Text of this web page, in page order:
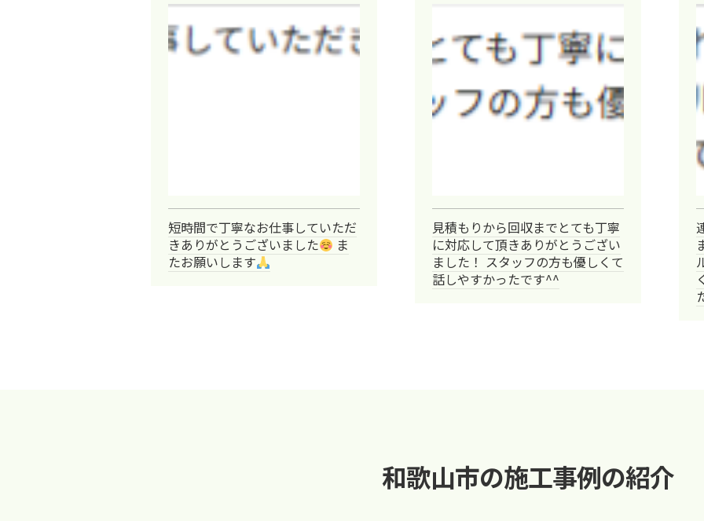
短時間で丁寧なお仕事していただ
きありがとうございました
ま
たお願いします
見積もりから回収までとても丁寧
に対応して頂きありがとうござい
ました！ スタッフの方も優しくて
話しやすかったです^^
和歌山市の施工事例の紹介